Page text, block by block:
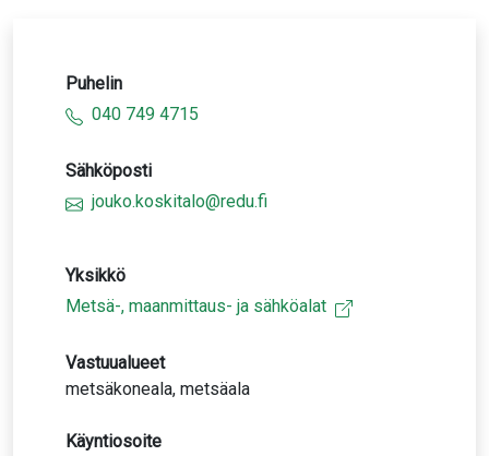
Puhelin
040 749 4715
Sähköposti
jouko.koskitalo@redu.fi
Yksikkö
Metsä-, maanmittaus- ja sähköalat
Vastuualueet
metsäkoneala, metsäala
Käyntiosoite